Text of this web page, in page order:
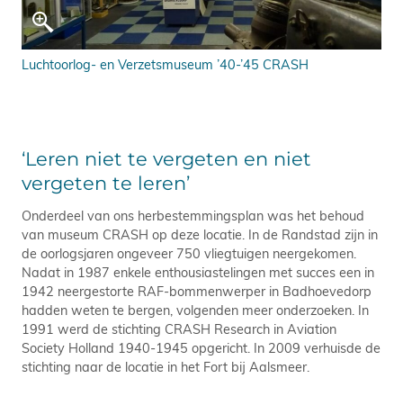
Luchtoorlog- en Verzetsmuseum ’40-’45 CRASH
‘Leren niet te vergeten en niet
vergeten te leren’
Onderdeel van ons herbestemmingsplan was het behoud
van museum CRASH op deze locatie. In de Randstad zijn in
de oorlogsjaren ongeveer 750 vliegtuigen neergekomen.
Nadat in 1987 enkele enthousiastelingen met succes een in
1942 neergestorte RAF-bommenwerper in Badhoevedorp
hadden weten te bergen, volgenden meer onderzoeken. In
1991 werd de stichting CRASH Research in Aviation
Society Holland 1940-1945 opgericht. In 2009 verhuisde de
stichting naar de locatie in het Fort bij Aalsmeer.